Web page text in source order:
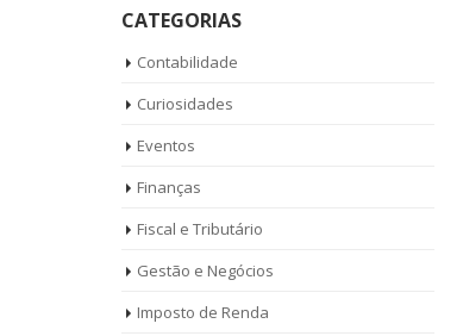
CATEGORIAS
Contabilidade
Curiosidades
Eventos
Finanças
Fiscal e Tributário
Gestão e Negócios
Imposto de Renda